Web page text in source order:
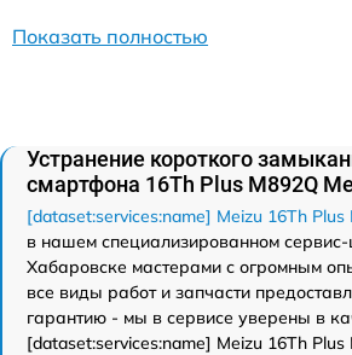
Показать полностью
Устранение короткого
смартфона 16Th Plus M892Q
[dataset:services:name] Meizu 16Th Plus
в нашем специализированном сервис-
Хабаровске мастерами с огромным
все виды работ и запчасти
гарантию - мы в сервисе уверены в
[dataset:services:name] Meizu 16Th Plus